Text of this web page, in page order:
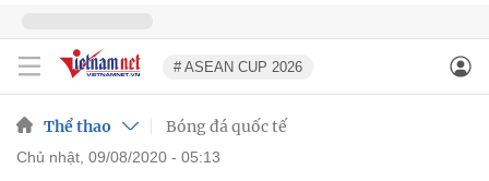
# ASEAN CUP 2026
Thể thao Bóng đá quốc tế
chủ nhật, 09/08/2020 - 05:13